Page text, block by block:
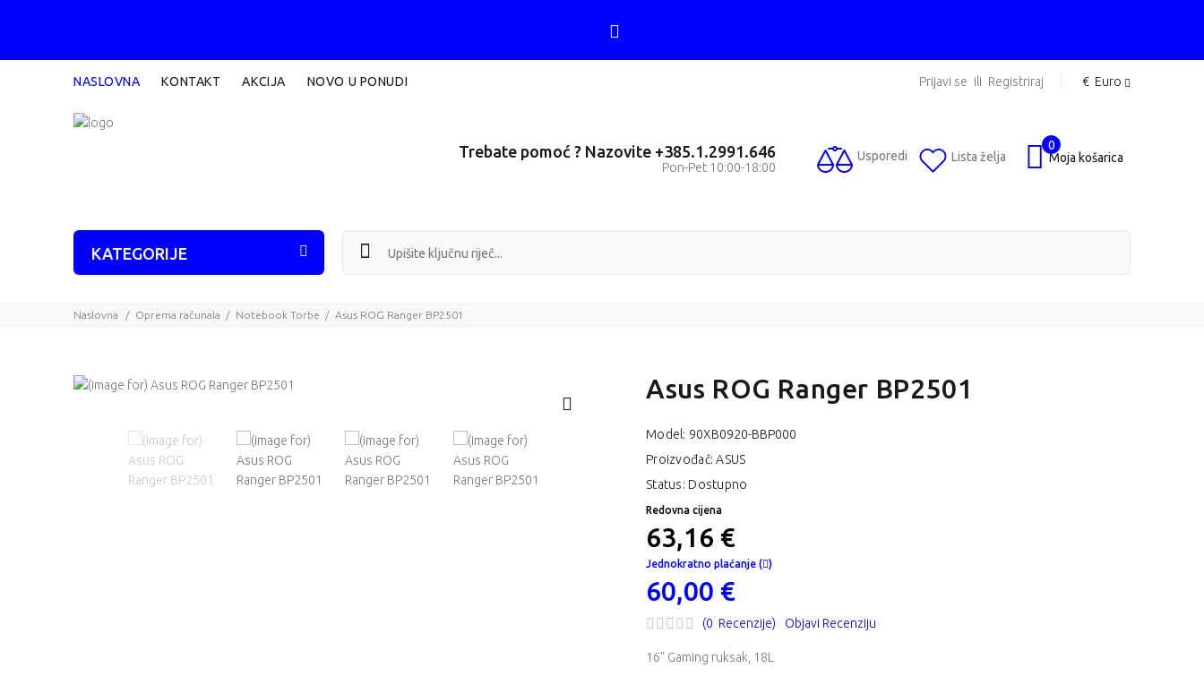
NASLOVNA KONTAKT AKCIJA NOVO U PONUDI Prijavi se ili Registriraj € Euro
Trebate pomoć ? Nazovite +385.1.2991.646
Pon-Pet 10:00-18:00
Usporedi Lista želja Moja košarica
0
KATEGORIJE
Naslovna Oprema računala Notebook Torbe Asus ROG Ranger BP2501
Asus ROG Ranger BP2501
Model: 90XB0920-BBP000
Proizvođač: ASUS
Status: Dostupno
Redovna cijena
63,16 €
Jednokratno plaćanje ( )
60,00 €
(0 Recenzije) Objavi Recenziju
16" Gaming ruksak, 18L